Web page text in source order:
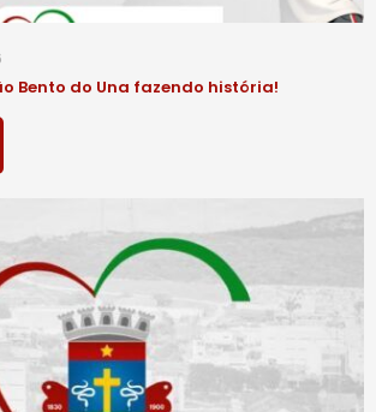
Bento do Una fazendo história!